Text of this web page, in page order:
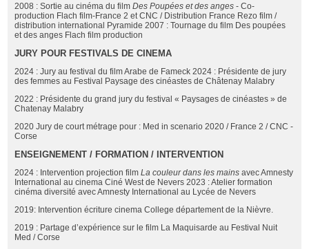
2008 : Sortie au cinéma du filmDes Poupées et des anges- Co-
production Flach film-France 2 et CNC / Distribution France Rezo film /
distribution international Pyramide 2007 : Tournage du film Des poupées
et des anges Flach film production
JURY POUR FESTIVALS DE CINEMA
2024 : Jury au festival du film Arabe de Fameck 2024 : Présidente de jury
des femmes au Festival Paysage des cinéastes de Châtenay Malabry
2022 : Présidente du grand jury du festival « Paysages de cinéastes » de
Chatenay Malabry
2020 Jury de court métrage pour : Med in scenario 2020 / France 2 / CNC -
Corse
ENSEIGNEMENT / FORMATION / INTERVENTION
2024 : Intervention projection filmLa couleur dans les mainsavec Amnesty
International au cinema Ciné West de Nevers 2023 : Atelier formation
cinéma diversité avec Amnesty International au Lycée de Nevers
2019: Intervention écriture cinema College département de la Nièvre.
2019 : Partage d’expérience sur le film La Maquisarde au Festival Nuit
Med / Corse